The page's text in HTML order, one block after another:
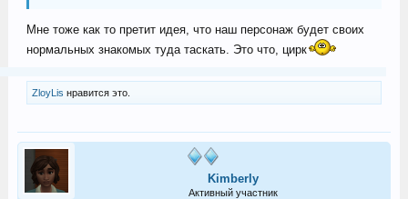
Мне тоже как то претит идея, что наш персонаж будет своих
нормальных знакомых туда таскать. Это что, цирк
ZloyLis нравится это.
Kimberly
Активный участник